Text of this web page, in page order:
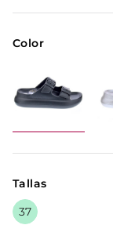
Color
Tallas
37